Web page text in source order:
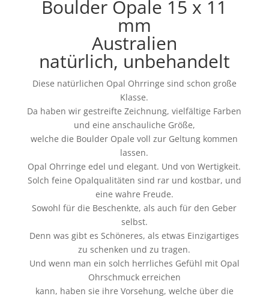
Boulder Opale 15 x 11
mm
Australien
natürlich, unbehandelt
Diese natürlichen Opal Ohrringe sind schon große
Klasse.
Da haben wir gestreifte Zeichnung, vielfältige Farben
und eine anschauliche Größe,
welche die Boulder Opale voll zur Geltung kommen
lassen.
Opal Ohrringe edel und elegant. Und von Wertigkeit.
Solch feine Opalqualitäten sind rar und kostbar, und
eine wahre Freude.
Sowohl für die Beschenkte, als auch für den Geber
selbst.
Denn was gibt es Schöneres, als etwas Einzigartiges
zu schenken und zu tragen.
Und wenn man ein solch herrliches Gefühl mit Opal
Ohrschmuck erreichen
kann, haben sie ihre Vorsehung, welche über die